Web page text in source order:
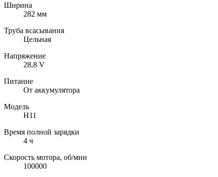
Ширина
282 мм
Труба всасывания
Цельная
Напряжение
28,8 V
Питание
От аккумулятора
Модель
H11
Время полной зарядки
4 ч
Скорость мотора, об/мин
100000